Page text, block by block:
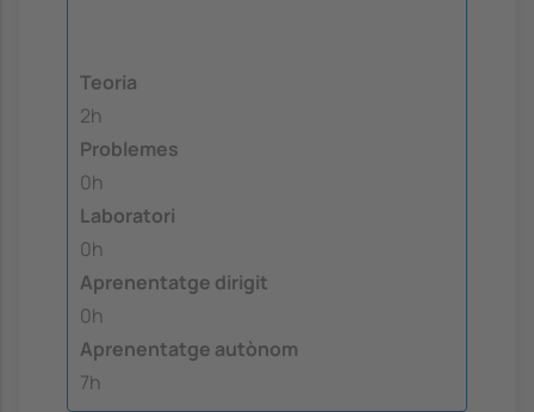
Teoria
2h
Problemes
0h
Laboratori
0h
Aprenentatge dirigit
0h
Aprenentatge autònom
7h